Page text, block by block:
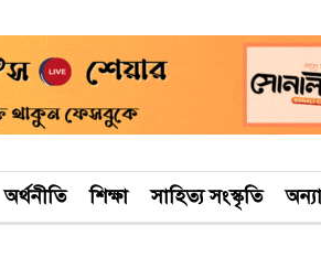
অর্থনীতি শিক্ষা সাহিত্য সংস্কৃতি